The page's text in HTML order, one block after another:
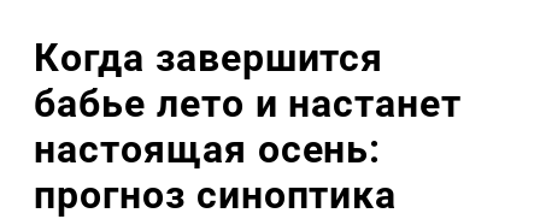
Когда завершится
бабье лето и настанет
настоящая осень:
прогноз синоптика